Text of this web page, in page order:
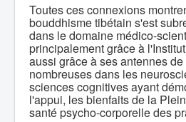
Toutes ces connexions
bouddhisme tibétain s'est
dans le domaine médico-
principalement grâce à
aussi grâce à ses antennes
nombreuses dans les
sciences cognitives ayant
l'appui, les bienfaits de la
santé psycho-corporelle des